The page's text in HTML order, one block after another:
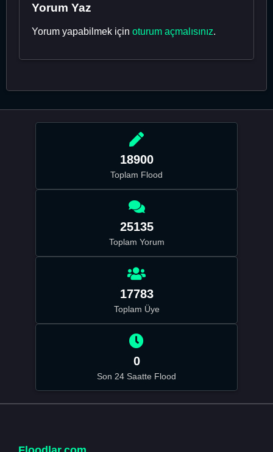
Yorum Yaz
Yorum yapabilmek için oturum açmalısınız.
18900
Toplam Flood
25135
Toplam Yorum
17783
Toplam Üye
0
Son 24 Saatte Flood